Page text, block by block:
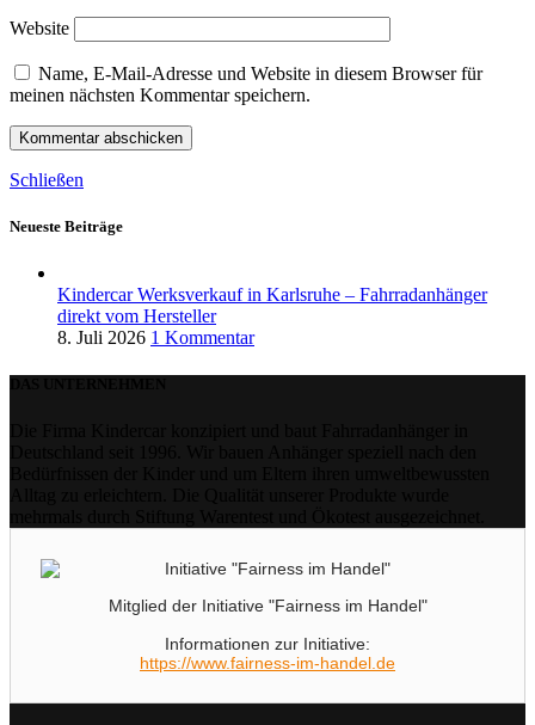
Website
Name, E-Mail-Adresse und Website in diesem Browser für
meinen nächsten Kommentar speichern.
Schließen
Neueste Beiträge
Kindercar Werksverkauf in Karlsruhe – Fahrradanhänger
direkt vom Hersteller
8. Juli 2026 1 Kommentar
Mitglied der Initiative "Fairness im Handel"
Informationen zur Initiative:
https://www.fairness-im-handel.de